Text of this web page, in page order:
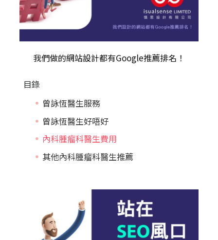
我們做的網站設計都有Google推薦排名！
目錄
曾詠恆醫生服務
曾詠恆醫生好唔好
內科腫瘤科醫生費用
其他內科腫瘤科醫生推薦